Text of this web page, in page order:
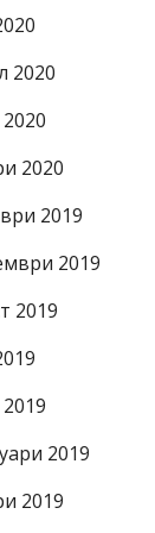
2020
2020
2019
2019
2019
2019
2019